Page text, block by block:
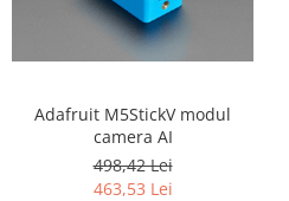
Prusa I3 DIY Kit
Carti
Kituri incepatori Arduino
Pentru Incepatori
Adafruit M5StickV modul
camera AI
498,42 Lei
463,53 Lei